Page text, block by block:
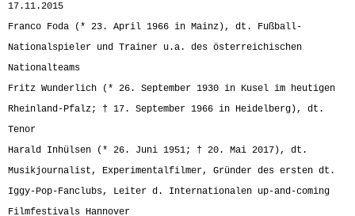
17.11.2015
Franco Foda (* 23. April 1966 in Mainz), dt. Fußball-
Nationalspieler und Trainer u.a. des österreichischen
Nationalteams
Fritz Wunderlich (* 26. September 1930 in Kusel im heutigen
Rheinland-Pfalz; † 17. September 1966 in Heidelberg), dt.
Tenor
Harald Inhülsen (* 26. Juni 1951; † 20. Mai 2017), dt.
Musikjournalist, Experimentalfilmer, Gründer des ersten dt.
Iggy-Pop-Fanclubs, Leiter d. Internationalen up-and-coming
Filmfestivals Hannover